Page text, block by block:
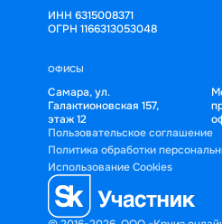
ИНН 6315008371
ОГРН 1166313053048
ОФИСЫ
Самара, ул.
Галактионовская 157,
этаж 12
Пользовательское соглашение
Политика обработки
Использование Cookies